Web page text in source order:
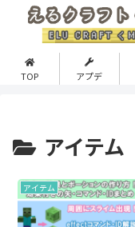
TOP アプデ
アイテム
アイテム